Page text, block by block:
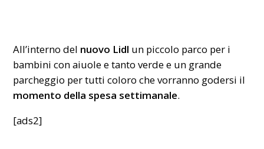
All’interno del nuovo Lidl un piccolo parco per i
bambini con aiuole e tanto verde e un grande
parcheggio per tutti coloro che vorranno godersi il
momento della spesa settimanale.
[ads2]